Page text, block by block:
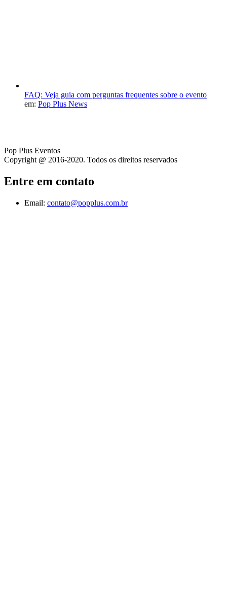
FAQ: Veja guia com perguntas frequentes sobre o evento
em: Pop Plus News
Pop Plus Eventos
Copyright @ 2016-2020. Todos os direitos reservados
Entre em contato
Email: contato@popplus.com.br